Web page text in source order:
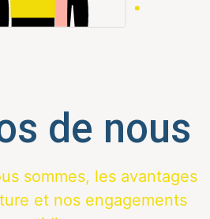
de nous
sommes, les avantages
et nos engagements